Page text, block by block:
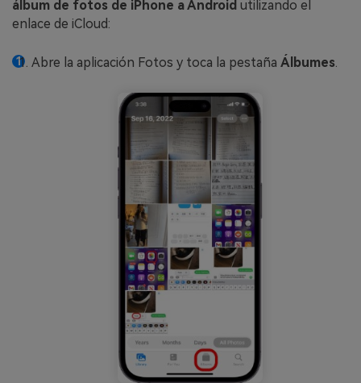
álbum de fotos de iPhone a Android utilizando el
enlace de iCloud:
Abre la aplicación Fotos y toca la pestaña Álbumes.